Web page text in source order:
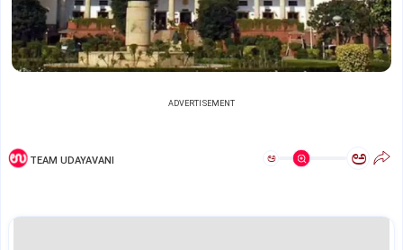
ADVERTISEMENT
TEAM UDAYAVANI ಅ ಅ